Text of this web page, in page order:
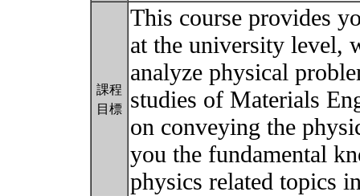
課程
目標
This course provides
at the university level,
analyze physical
studies of Materials
on conveying the
you the fundamental
physics related topics